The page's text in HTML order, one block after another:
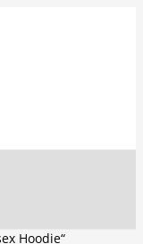
Hoodie“